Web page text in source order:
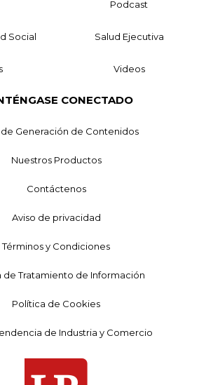
Podcast
Social Salud Ejecutiva
Videos
CONECTADO
de Generación de Contenidos
Nuestros Productos
Contáctenos
Aviso de privacidad
Términos y Condiciones
de Tratamiento de Información
Política de Cookies
de Industria y Comercio